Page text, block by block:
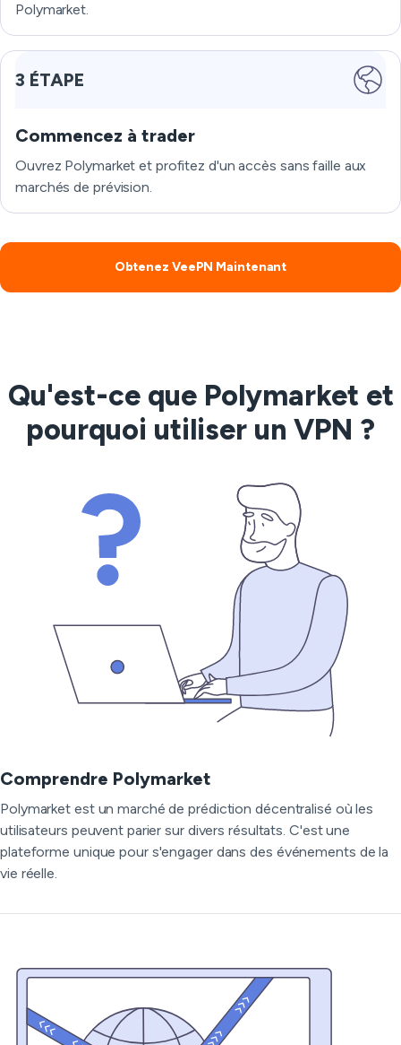
Polymarket.
3 ÉTAPE
Commencez à trader
Ouvrez Polymarket et profitez d'un accès sans faille aux
marchés de prévision.
Obtenez VeePN Maintenant
Qu'est-ce que Polymarket et
pourquoi utiliser un VPN ?
Comprendre Polymarket
Polymarket est un marché de prédiction décentralisé où les
utilisateurs peuvent parier sur divers résultats. C'est une
plateforme unique pour s'engager dans des événements de la
vie réelle.